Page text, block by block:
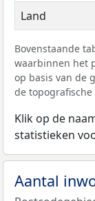
Land
Bovenstaande
waarbinnen het
op basis van de
de topografische
Klik op de
statistieken
Aantal